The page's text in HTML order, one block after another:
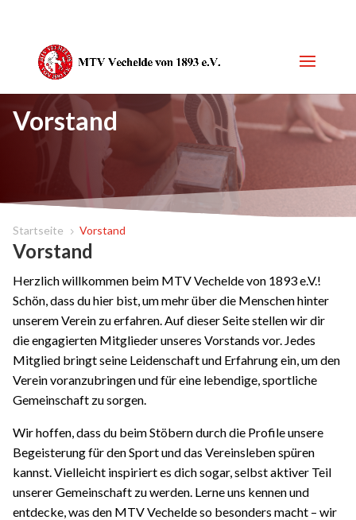
Vorstand
Startseite 5 Vorstand
Vorstand
Herzlich willkommen beim MTV Vechelde von 1893 e.V.!
Schön, dass du hier bist, um mehr über die Menschen hinter
unserem Verein zu erfahren. Auf dieser Seite stellen wir dir
die engagierten Mitglieder unseres Vorstands vor. Jedes
Mitglied bringt seine Leidenschaft und Erfahrung ein, um den
Verein voranzubringen und für eine lebendige, sportliche
Gemeinschaft zu sorgen.
Wir hoffen, dass du beim Stöbern durch die Profile unsere
Begeisterung für den Sport und das Vereinsleben spüren
kannst. Vielleicht inspiriert es dich sogar, selbst aktiver Teil
unserer Gemeinschaft zu werden. Lerne uns kennen und
entdecke, was den MTV Vechelde so besonders macht – wir